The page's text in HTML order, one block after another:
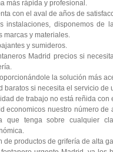
más rápida y profesional.
con el aval de años de
instalaciones, disponemos de
marcas y materiales.
y sumideros.
Madrid precios si
la solución más
baratos si necesita el servicio
de trabajo no está reñida
economicos nuestro número
que tenga sobre cualquier
de productos de grifería de alta